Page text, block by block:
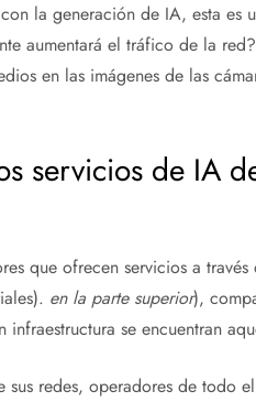
la generación de IA, esta es
aumentará el tráfico de la
en las imágenes de las
servicios de IA
que ofrecen servicios a
en la parte superior),
se encuentran
redes, operadores de todo